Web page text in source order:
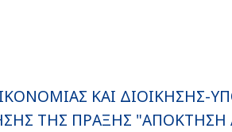
ΚΑΙ ΔΙΟΙΚΗΣΗΣ-
ΤΗΣ ΠΡΑΞΗΣ "ΑΠΟΚΤΗΣΗ